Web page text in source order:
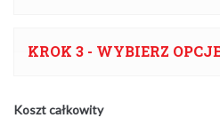
KROK 3 - WYBIERZ
Koszt całkowity